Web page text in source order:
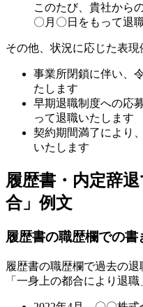
このたび、貴社から
〇月〇日をもって退
その他、状況に応じた表現
事業所閉鎖に伴い、
たします
早期退職制度への応
って退職いたします
契約期間満了により
いたします
履歴書・内定辞
合」例文
履歴書の職歴欄での書
履歴書の職歴欄で過去の
「一身上の都合により退職